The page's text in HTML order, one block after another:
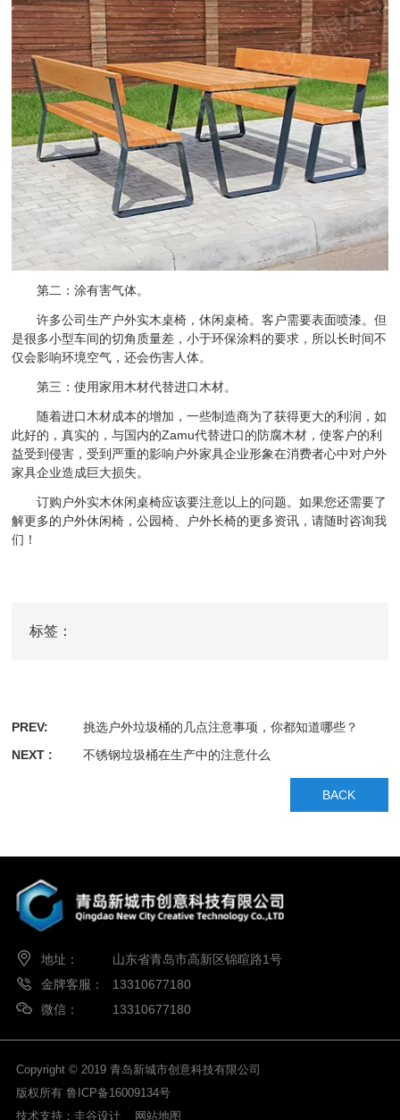
第二：涂有害气体。
许多公司生产户外实木桌椅，休闲桌椅。客户需要表面喷漆。但
是很多小型车间的切角质量差，小于环保涂料的要求，所以长时间不
仅会影响环境空气，还会伤害人体。
第三：使用家用木材代替进口木材。
随着进口木材成本的增加，一些制造商为了获得更大的利润，如
此好的，真实的，与国内的Zamu代替进口的防腐木材，使客户的利
益受到侵害，受到严重的影响户外家具企业形象在消费者心中对户外
家具企业造成巨大损失。
订购户外实木休闲桌椅应该要注意以上的问题。如果您还需要了
解更多的户外休闲椅，公园椅、户外长椅的更多资讯，请随时咨询我
们！
标签：
PREV:
挑选户外垃圾桶的几点注意事项，你都知道哪些？
NEXT :
不锈钢垃圾桶在生产中的注意什么
BACK
地址：
山东省青岛市高新区锦暄路1号
金牌客服：
13310677180
微信：
13310677180
Copyright © 2019 青岛新城市创意科技有限公司
版权所有 鲁ICP备16009134号
技术支持： 圭谷设计 网站地图